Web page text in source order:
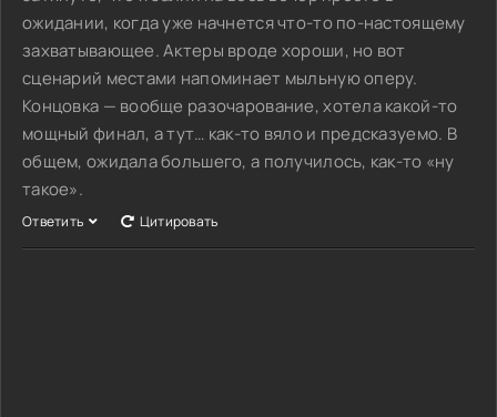
ожидании, когда уже начнется что-то по-настоящему
захватывающее. Актеры вроде хороши, но вот
сценарий местами напоминает мыльную оперу.
Концовка — вообще разочарование, хотела какой-то
мощный финал, а тут… как-то вяло и предсказуемо. В
общем, ожидала большего, а получилось, как-то «ну
такое».
Ответить Цитировать